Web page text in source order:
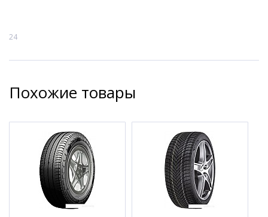
24
Похожие товары